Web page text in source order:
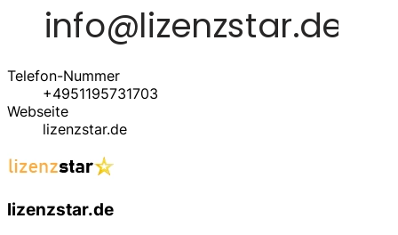
Telefon-Nummer
+4951195731703
Webseite
lizenzstar.de
lizenzstar.de